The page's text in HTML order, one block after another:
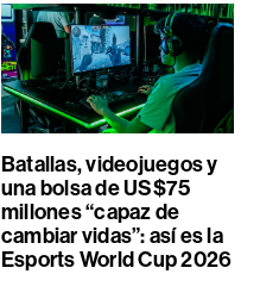
Batallas, videojuegos y
una bolsa de US$75
millones “capaz de
cambiar vidas”: así es la
Esports World Cup 2026